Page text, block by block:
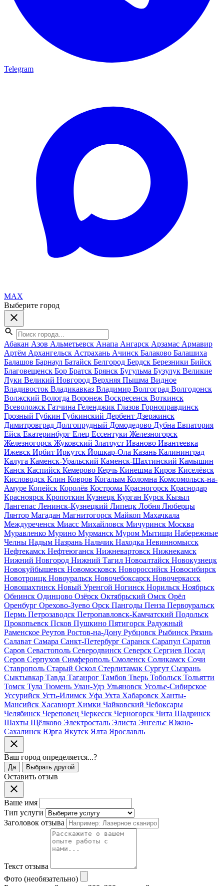
Telegram
MAX
Выберите город
Абакан Азов Альметьевск Анапа Ангарск Арзамас Армавир
Артём Архангельск Астрахань Ачинск Балаково Балашиха
Балашов Барнаул Батайск Белгород Бердск Березники Бийск
Благовещенск Бор Братск Брянск Бугульма Бузулук Великие
Луки Великий Новгород Верхняя Пышма Видное
Владивосток Владикавказ Владимир Волгоград Волгодонск
Волжский Вологда Воронеж Воскресенск Воткинск
Всеволожск Гатчина Геленджик Глазов Горноправдинск
Грозный Губкин Губкинский Дербент Дзержинск
Димитровград Долгопрудный Домодедово Дубна Евпатория
Ейск Екатеринбург Елец Ессентуки Железногорск
Железногорск Жуковский Златоуст Иваново Ивантеевка
Ижевск Ирбит Иркутск Йошкар-Ола Казань Калининград
Калуга Каменск-Уральский Каменск-Шахтинский Камышин
Канск Каспийск Кемерово Керчь Кинешма Киров Киселёвск
Кисловодск Клин Ковров Когалым Коломна Комсомольск-на-
Амуре Копейск Королёв Кострома Красногорск Краснодар
Красноярск Кропоткин Кузнецк Курган Курск Кызыл
Лангепас Ленинск-Кузнецкий Липецк Лобня Люберцы
Лянтор Магадан Магнитогорск Майкоп Махачкала
Междуреченск Миасс Михайловск Мичуринск Москва
Муравленко Мурино Мурманск Муром Мытищи Набережные
Челны Надым Назрань Нальчик Находка Невинномысск
Нефтекамск Нефтеюганск Нижневартовск Нижнекамск
Нижний Новгород Нижний Тагил Новоалтайск Новокузнецк
Новокуйбышевск Новомосковск Новороссийск Новосибирск
Новотроицк Новоуральск Новочебоксарск Новочеркасск
Новошахтинск Новый Уренгой Ногинск Норильск Ноябрьск
Обнинск Одинцово Озёрск Октябрьский Омск Орёл
Оренбург Орехово-Зуево Орск Пангоды Пенза Первоуральск
Пермь Петрозаводск Петропавловск-Камчатский Подольск
Прокопьевск Псков Пушкино Пятигорск Радужный
Раменское Реутов Ростов-на-Дону Рубцовск Рыбинск Рязань
Салават Самара Санкт-Петербург Саранск Сарапул Саратов
Саров Севастополь Северодвинск Северск Сергиев Посад
Серов Серпухов Симферополь Смоленск Соликамск Сочи
Ставрополь Старый Оскол Стерлитамак Сургут Сызрань
Сыктывкар Тавда Таганрог Тамбов Тверь Тобольск Тольятти
Томск Тула Тюмень Улан-Удэ Ульяновск Усолье-Сибирское
Уссурийск Усть-Илимск Уфа Ухта Хабаровск Ханты-
Мансийск Хасавюрт Химки Чайковский Чебоксары
Челябинск Череповец Черкесск Черногорск Чита Шадринск
Шахты Щёлково Электросталь Элиста Энгельс Южно-
Сахалинск Юрга Якутск Ялта Ярославль
Ваш город определяется...?
Да Выбрать другой
Оставить отзыв
Ваше имя
Тип услуги
Заголовок отзыва
Текст отзыва
Фото (необязательно)